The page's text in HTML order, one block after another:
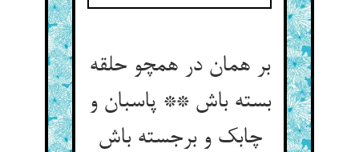
بر همان در همچو حلقه
بسته باش ** پاسبان و
چابک و برجسته باش